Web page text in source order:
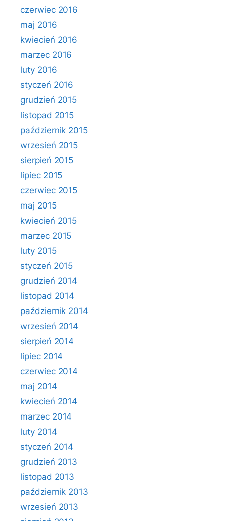
czerwiec 2016
maj 2016
kwiecień 2016
marzec 2016
luty 2016
styczeń 2016
grudzień 2015
listopad 2015
październik 2015
wrzesień 2015
sierpień 2015
lipiec 2015
czerwiec 2015
maj 2015
kwiecień 2015
marzec 2015
luty 2015
styczeń 2015
grudzień 2014
listopad 2014
październik 2014
wrzesień 2014
sierpień 2014
lipiec 2014
czerwiec 2014
maj 2014
kwiecień 2014
marzec 2014
luty 2014
styczeń 2014
grudzień 2013
listopad 2013
październik 2013
wrzesień 2013